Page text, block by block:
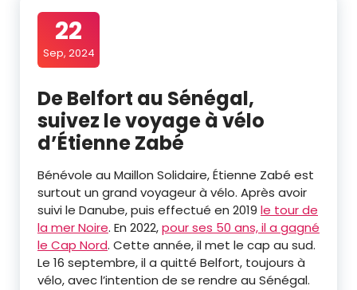
22
Sep, 2024
De Belfort au Sénégal,
suivez le voyage à vélo
d’Étienne Zabé
Bénévole au Maillon Solidaire, Étienne Zabé est
surtout un grand voyageur à vélo. Après avoir
suivi le Danube, puis effectué en 2019 le tour de
la mer Noire. En 2022,pour ses 50 ans, il a gagné
le Cap Nord. Cette année, il met le cap au sud.
Le 16 septembre, il a quitté Belfort, toujours à
vélo, avec l’intention de se rendre au Sénégal.